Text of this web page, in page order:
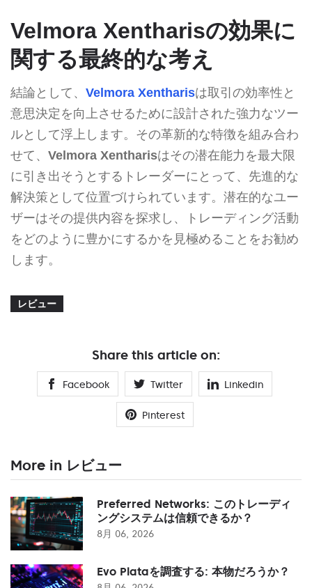
Velmora Xentharisの効果に
関する最終的な考え
結論として、 Velmora Xentharisは取引の効率性と
意思決定を向上させるために設計された強力なツー
ルとして浮上します。その革新的な特徴を組み合わ
せて、 Velmora Xentharisはその潜在能力を最大限
に引き出そうとするトレーダーにとって、先進的な
解決策として位置づけられています。潜在的なユー
ザーはその提供内容を探求し、トレーディング活動
をどのように豊かにするかを見極めることをお勧め
します。
レビュー
Share this article on:
Facebook Twitter Linkedin
Pinterest
More in レビュー
Preferred Networks: このトレーディ
ングシステムは信頼できるか？
8月 06, 2026
Evo Plataを調査する: 本物だろうか？